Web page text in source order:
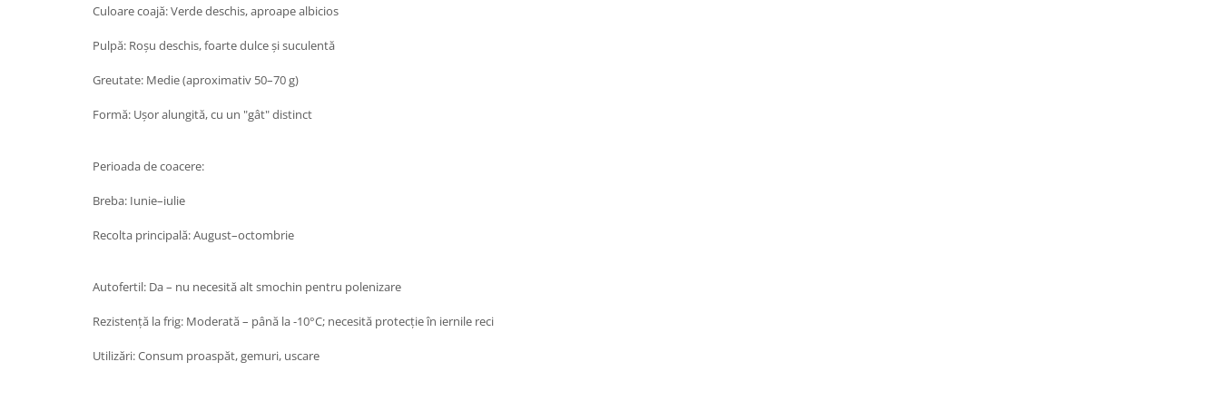
Culoare coajă: Verde deschis, aproape albicios
Pulpă: Roșu deschis, foarte dulce și suculentă
Greutate: Medie (aproximativ 50–70 g)
Formă: Ușor alungită, cu un "gât" distinct
Perioada de coacere:
Breba: Iunie–iulie
Recolta principală: August–octombrie
Autofertil: Da – nu necesită alt smochin pentru polenizare
Rezistență la frig: Moderată – până la -10°C; necesită protecție în iernile reci
Utilizări: Consum proaspăt, gemuri, uscare